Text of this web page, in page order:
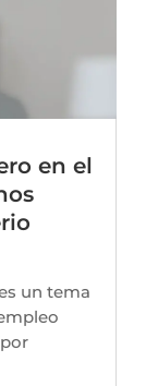
en el
un tema